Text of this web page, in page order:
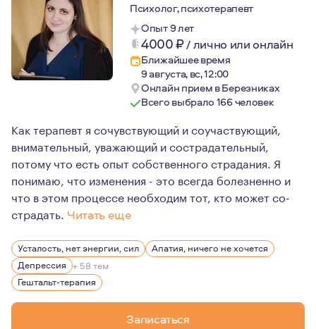
Психолог, психотерапевт
Опыт 9 лет
4000₽/лично или онлайн
Ближайшее время
9 августа, вс, 12:00
Онлайн прием в Березниках
Всего выбрало 166 человек
Как терапевт я сочувствующий и соучаствующий,
внимательный, уважающий и сострадательный,
потому что есть опыт собственного страдания. Я
понимаю, что изменения - это всегда болезненно и
что в этом процессе необходим тот, кто может со-
страдать. Читать еще
Я очень люблю в процессе терапии делиться своими
Усталость, нет энергии, сил
Апатия, ничего не хочется
Депрессия + 58 тем
Гештальт-терапия
Записаться